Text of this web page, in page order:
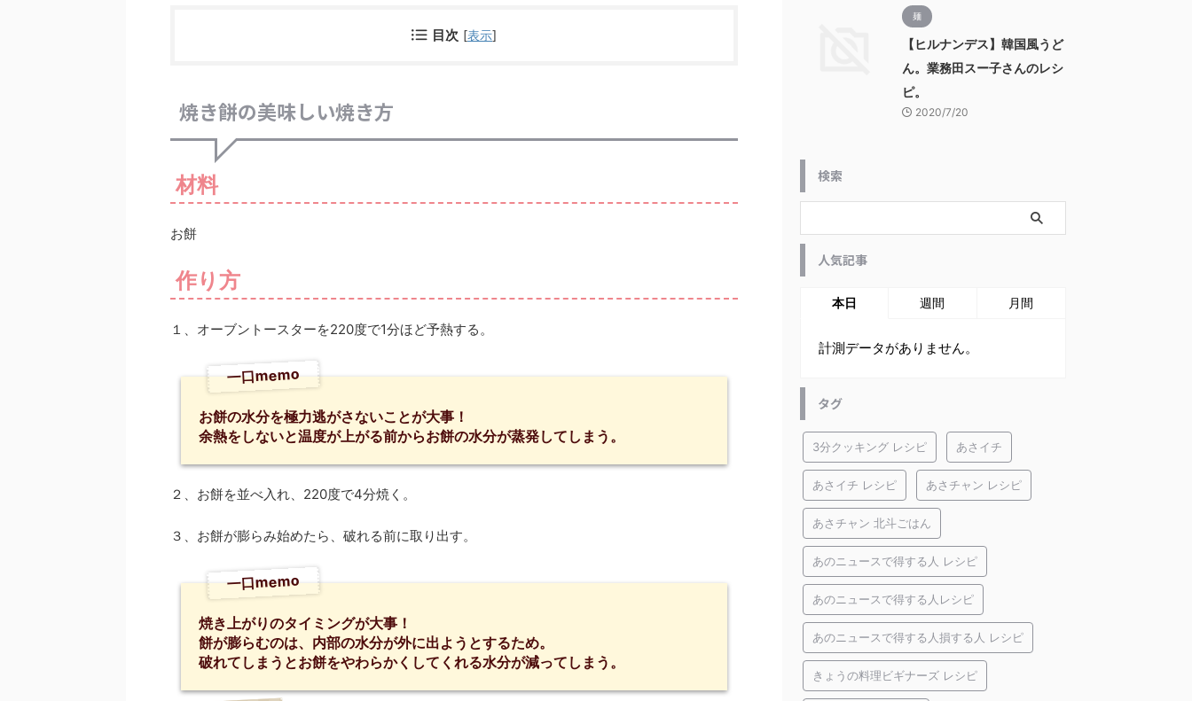
目次 [表示]
焼き餅の美味しい焼き方
材料
お餅
作り方
１、オーブントースターを220度で1分ほど予熱する。
一口memo
お餅の水分を極力逃がさないことが大事！
余熱をしないと温度が上がる前からお餅の水分が蒸発してしまう。
２、お餅を並べ入れ、220度で4分焼く。
３、お餅が膨らみ始めたら、破れる前に取り出す。
一口memo
焼き上がりのタイミングが大事！
餅が膨らむのは、内部の水分が外に出ようとするため。
破れてしまうとお餅をやわらかくしてくれる水分が減ってしまう。
麺
【ヒルナンデス】韓国風うど
ん。業務田スー子さんのレシ
ピ。
2020/7/20
検索
人気記事
本日 週間 月間
計測データがありません。
タグ
3分クッキング レシピ あさイチ
あさイチ レシピ あさチャン レシピ
あさチャン 北斗ごはん
あのニュースで得する人 レシピ
あのニュースで得する人レシピ
あのニュースで得する人損する人 レシピ
きょうの料理ビギナーズ レシピ